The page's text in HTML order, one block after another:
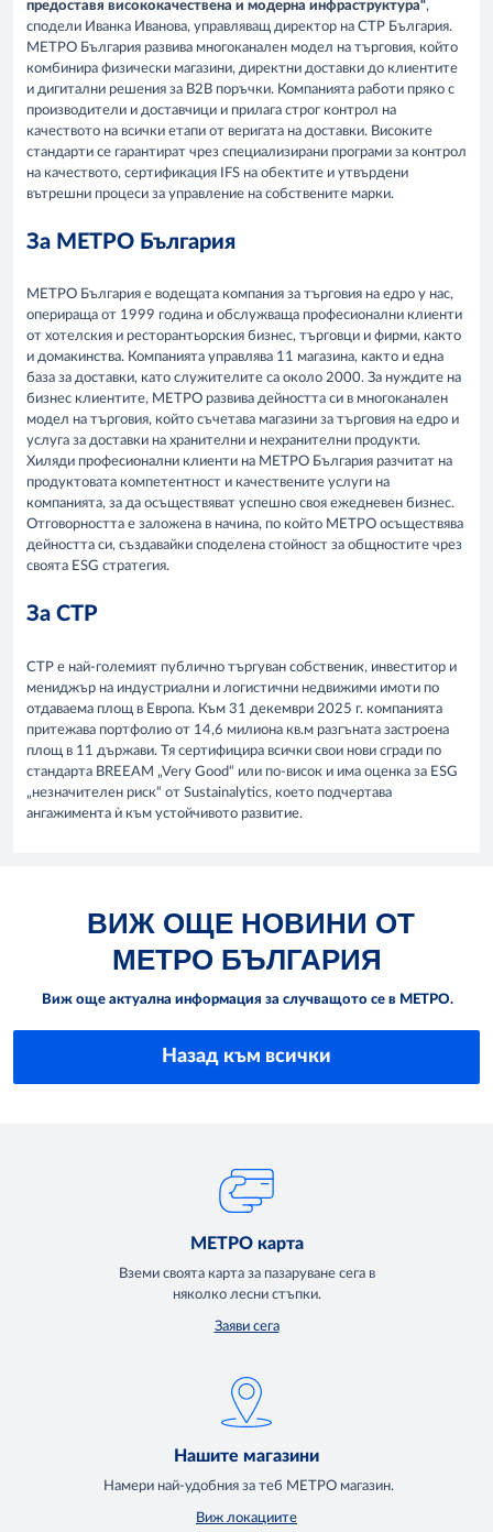
предоставя висококачествена и модерна инфраструктура“,
сподели Иванка Иванова, управляващ директор на CTP България.
МЕТРО България развива многоканален модел на търговия, който
комбинира физически магазини, директни доставки до клиентите
и дигитални решения за B2B поръчки. Компанията работи пряко с
производители и доставчици и прилага строг контрол на
качеството на всички етапи от веригата на доставки. Високите
стандарти се гарантират чрез специализирани програми за контрол
на качеството, сертификация IFS на обектите и утвърдени
вътрешни процеси за управление на собствените марки.
За МЕТРО България
МЕТРО България е водещата компания за търговия на едро у нас,
оперираща от 1999 година и обслужваща професионални клиенти
от хотелския и ресторантьорския бизнес, търговци и фирми, както
и домакинства. Компанията управлява 11 магазина, както и една
база за доставки, като служителите са около 2000. За нуждите на
бизнес клиентите, МЕТРО развива дейността си в многоканален
модел на търговия, който съчетава магазини за търговия на едро и
услуга за доставки на хранителни и нехранителни продукти.
Хиляди професионални клиенти на МЕТРО България разчитат на
продуктовата компетентност и качествените услуги на
компанията, за да осъществяват успешно своя ежедневен бизнес.
Отговорността е заложена в начина, по който МЕТРО осъществява
дейността си, създавайки споделена стойност за общностите чрез
своята ESG стратегия.
За CTP
CTP е най-големият публично търгуван собственик, инвеститор и
мениджър на индустриални и логистични недвижими имоти по
отдаваема площ в Европа. Към 31 декември 2025 г. компанията
притежава портфолио от 14,6 милиона кв.м разгъната застроена
площ в 11 държави. Тя сертифицира всички свои нови сгради по
стандарта BREEAM „Very Good“ или по-висок и има оценка за ESG
„незначителен риск“ от Sustainalytics, което подчертава
ангажимента ѝ към устойчивото развитие.
ВИЖ ОЩЕ НОВИНИ ОТ
МЕТРО БЪЛГАРИЯ
Виж още актуална информация за случващото се в МЕТРО.
Назад към всички
МЕТРО карта
Вземи своята карта за пазаруване сега в
няколко лесни стъпки.
Заяви сега
Нашите магазини
Намери най-удобния за теб МЕТРО магазин.
Виж локациите